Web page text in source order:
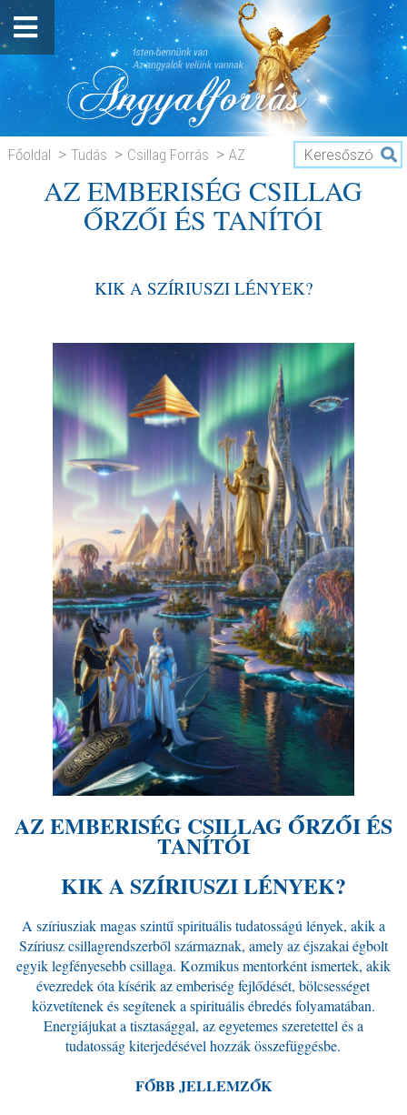
Főoldal Tudás Csillag Forrás
AZ
EMBERISÉG CSILLAG ŐRZŐI ÉS TANÍTÓI
AZ EMBERISÉG CSILLAG
ŐRZŐI ÉS TANÍTÓI
KIK A SZÍRIUSZI LÉNYEK?
AZ EMBERISÉG CSILLAG ŐRZŐI ÉS
TANÍTÓI
KIK A SZÍRIUSZI LÉNYEK?
A szíriusziak magas szintű spirituális tudatosságú lények, akik a
Szíriusz csillagrendszerből származnak, amely az éjszakai égbolt
egyik legfényesebb csillaga. Kozmikus mentorként ismertek, akik
évezredek óta kísérik az emberiség fejlődését, bölcsességet
közvetítenek és segítenek a spirituális ébredés folyamatában.
Energiájukat a tisztasággal, az egyetemes szeretettel és a
tudatosság kiterjedésével hozzák összefüggésbe.
FŐBB JELLEMZŐK